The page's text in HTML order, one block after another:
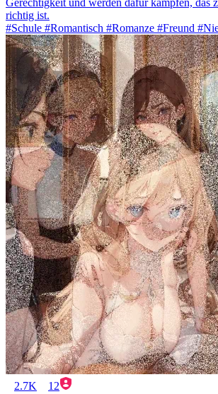
Gerechtigkeit und werden dafür kämpfen, das
richtig ist.
#Schule #Romantisch #Romanze #Freund
2.7K 12